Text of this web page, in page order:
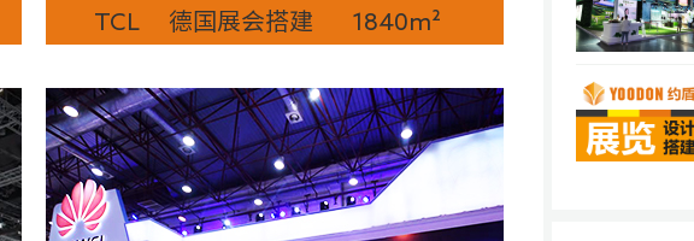
TCL 德国展会搭建 1840m²